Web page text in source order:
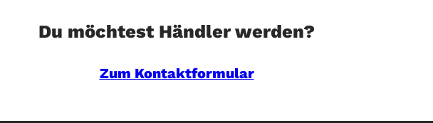
Du möchtest Händler werden?
Zum Kontaktformular